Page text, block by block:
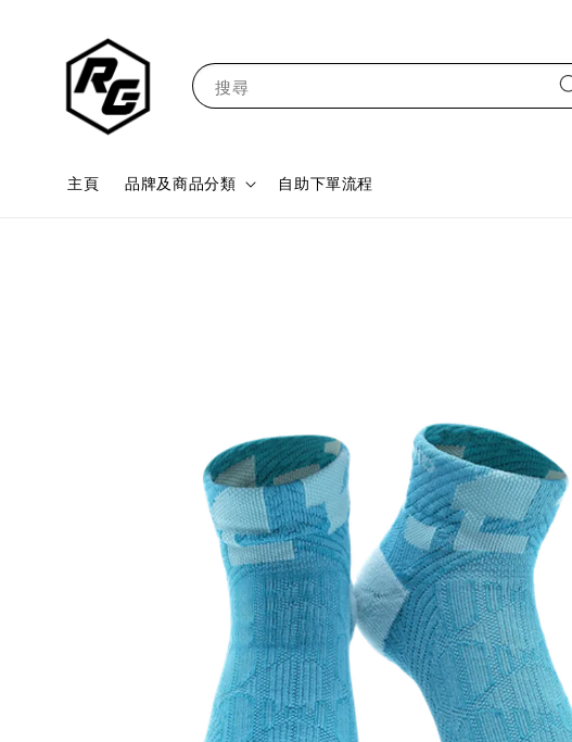
搜尋
主頁 品牌及商品分類 自助下單流程